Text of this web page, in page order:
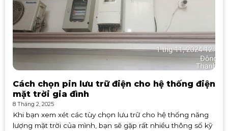
Cách chọn pin lưu trữ điện cho hệ thống điện
mặt trời gia đình
8 Tháng 2, 2025
Khi bạn xem xét các tùy chọn lưu trữ cho hệ thống năng
lượng mặt trời của mình, bạn sẽ gặp rất nhiều thông số kỹ